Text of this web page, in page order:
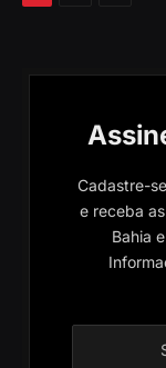
Cadastre-
e receba
Bahia